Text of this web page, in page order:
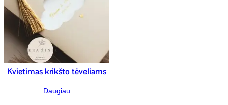
Kvietimas krikšto tėveliams
Daugiau